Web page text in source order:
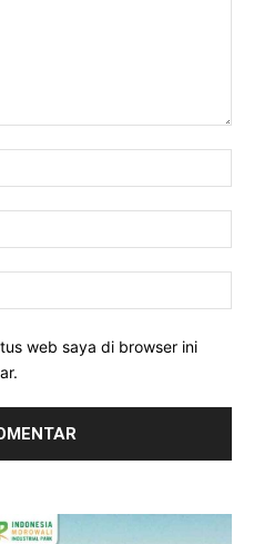
web saya di browser ini